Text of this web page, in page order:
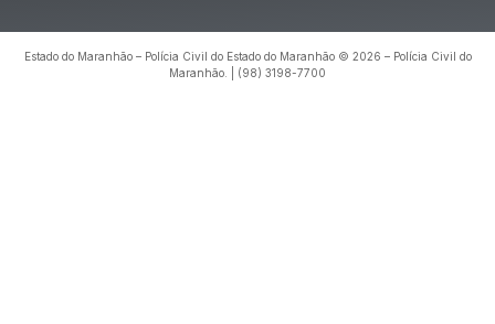
Estado do Maranhão – Polícia Civil do Estado do Maranhão © 2026 – Polícia Civil do
Maranhão. | (98) 3198-7700